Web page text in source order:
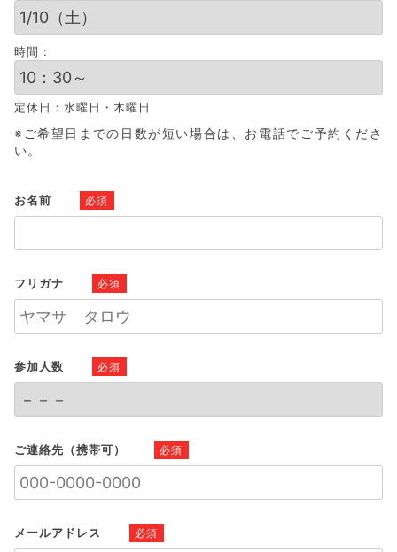
時間 :
定休日：水曜日・木曜日
※ご希望日までの日数が短い場合は、お電話でご予約くださ
い。
お名前 必須
フリガナ 必須
参加人数 必須
ご連絡先（携帯可） 必須
メールアドレス 必須